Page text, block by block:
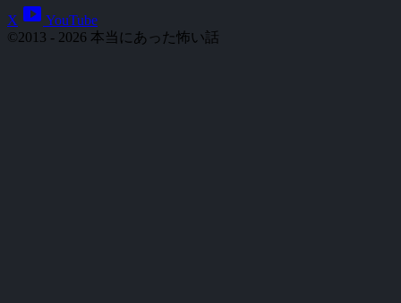
X smart_display YouTube
©2013 - 2026 本当にあった怖い話